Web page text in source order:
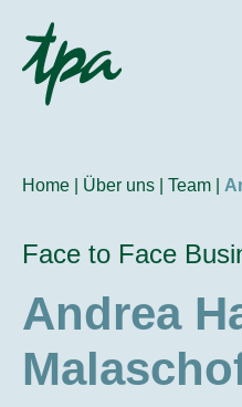
Knowhow
Branchen
Über Uns
Karriere
Kontakt
Home | Über uns | Team |
Face to Face
Andrea